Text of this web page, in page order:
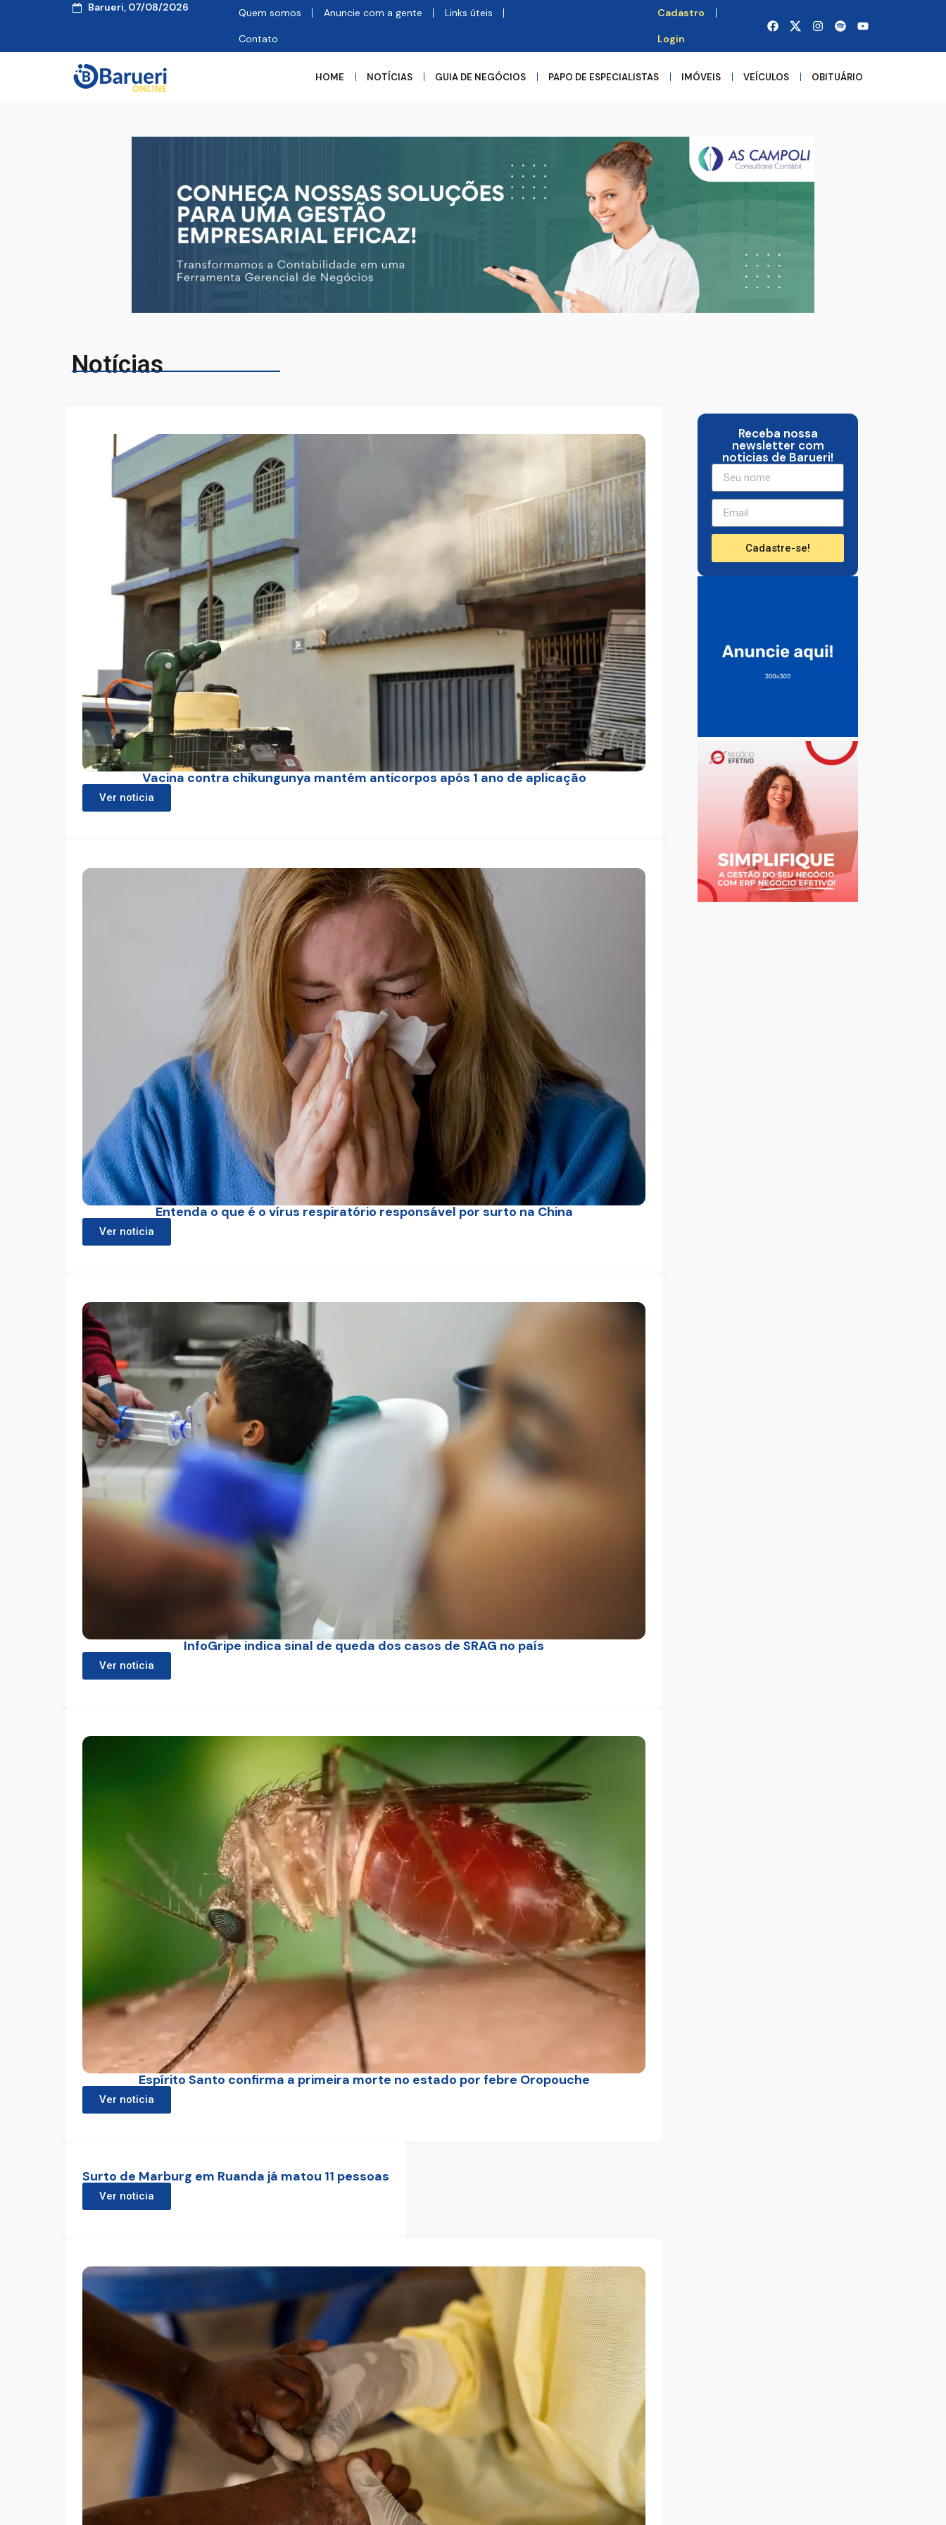
Barueri, 07/08/2026 Quem somos Anuncie com a gente Links úteis
Contato
Cadastro
Login
HOME NOTÍCIAS GUIA DE NEGÓCIOS PAPO DE ESPECIALISTAS IMÓVEIS VEÍCULOS OBITUÁRIO
Notícias
Vacina contra chikungunya mantém anticorpos após 1 ano de aplicação
Ver noticia
Entenda o que é o vírus respiratório responsável por surto na China
Ver noticia
InfoGripe indica sinal de queda dos casos de SRAG no país
Ver noticia
Espírito Santo confirma a primeira morte no estado por febre Oropouche
Ver noticia
Surto de Marburg em Ruanda já matou 11 pessoas
Ver noticia
Receba nossa
newsletter com
noticias de Barueri!
Cadastre-se!